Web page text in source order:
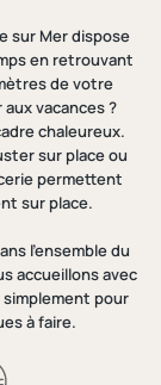
sur Mer dispose
en retrouvant
de votre
vacances ?
chaleureux.
sur place ou
permettent
sur place.
l’ensemble du
accueillons avec
pour
à faire.